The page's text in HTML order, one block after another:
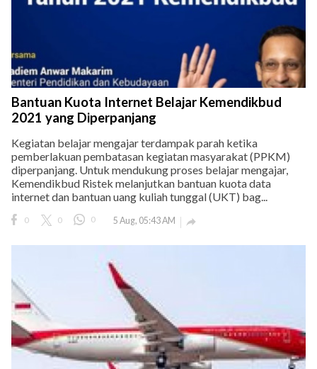
Bantuan Kuota Internet Belajar Kemendikbud
2021 yang Diperpanjang
Kegiatan belajar mengajar terdampak parah ketika
pemberlakuan pembatasan kegiatan masyarakat (PPKM)
diperpanjang. Untuk mendukung proses belajar mengajar,
Kemendikbud Ristek melanjutkan bantuan kuota data
internet dan bantuan uang kuliah tunggal (UKT) bag...
0 0 0 5 Aug, 05:43 AM 